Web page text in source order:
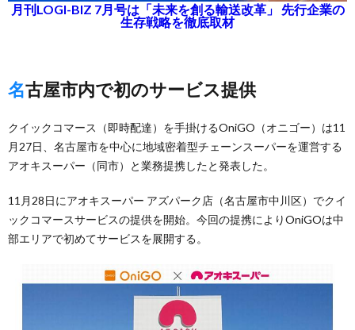
月刊LOGI-BIZ 7月号は「未来を創る輸送改革」 先行企業の
生存戦略を徹底取材
名古屋市内で初のサービス提供
クイックコマース（即時配達）を手掛けるOniGO（オニゴー）は11
月27日、名古屋市を中心に地域密着型チェーンスーパーを運営する
アオキスーパー（同市）と業務提携したと発表した。
11月28日にアオキスーパー アズパーク店（名古屋市中川区）でクイ
ックコマースサービスの提供を開始。今回の提携によりOniGOは中
部エリアで初めてサービスを展開する。